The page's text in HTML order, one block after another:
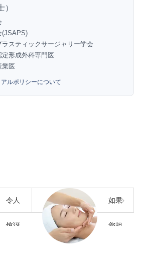
）
(JSAPS)
ラスティックサージャリー学会
定形成外科専門医
業医
ルポリシーについて
令人
惊讶
如果
您担